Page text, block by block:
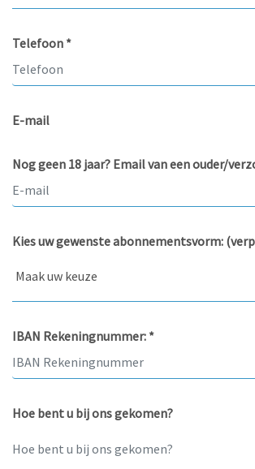
Telefoon *
E-mail
Nog geen 18 jaar? Email van een ouder/
Kies uw gewenste abonnementsvorm:
IBAN Rekeningnummer: *
Hoe bent u bij ons gekomen?